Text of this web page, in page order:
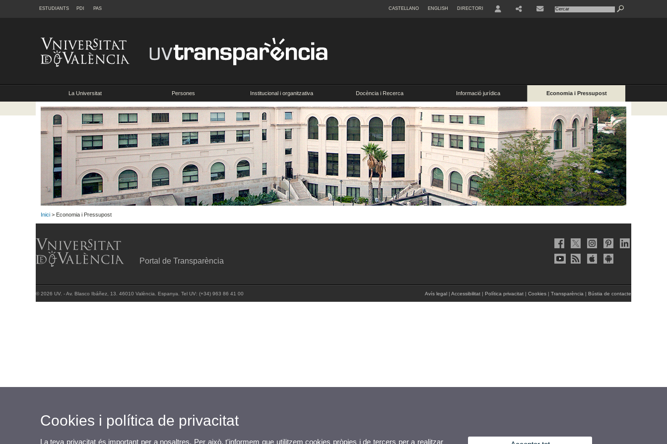
ESTUDIANTS PDI PAS CASTELLANO ENGLISH DIRECTORI
La Universitat Persones Institucional i organitzativa Docència i Recerca Informació jurídica Economia i Pressupost
Inici > Economia i Pressupost
Portal de Transparència
© 2026 UV. - Av. Blasco Ibáñez, 13. 46010 València. Espanya. Tel UV: (+34) 963 86 41 00 Avís legal | Accessibilitat | Política privacitat | Cookies | Transparència | Bústia de contacte
Cookies i política de privacitat
La teva privacitat és important per a nosaltres. Per això, t'informem que utilitzem cookies pròpies i de tercers per a realitzar